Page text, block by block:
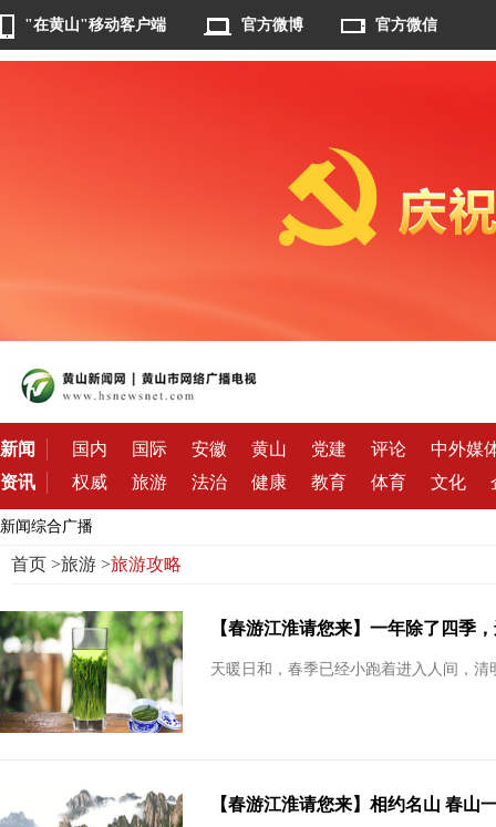
"在黄山"移动客户端 官方微博 官方微信
新闻 国内 国际 安徽 黄山 党建 评论
中外媒
资讯
权威 旅游 法治 健康 教育 体育 文化
新闻综合广播
首页>旅游>旅游攻略
【春游江淮请您来】一年除了四季
天暖日和，春季已经小跑着进入人间，
【春游江淮请您来】相约名山 春山